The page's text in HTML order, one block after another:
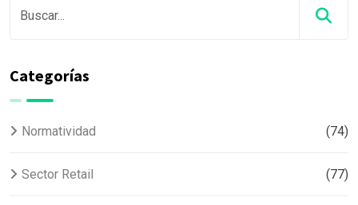
Categorías
Normatividad (74)
Sector Retail (77)